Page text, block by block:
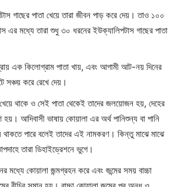
গাছের পাতা খেয়ে তারা জীবন পাড় করে দেয়। তাও ১০০
এর মধ্যে তারা শুধু ৩০ ধরনের ইউক্যালিপটাস গাছের পাতা
এক কিলোগ্রাম পাতা খায়, এবং আগামী আট-নয় দিনের
সঞ্চয় করে রেখে দেয়।
থাকে ও সেই পাতা থেকেই তাদের জলয়োজন হয়, দেহের
হয়। আদিবাসী ভাষায় কোয়ালা এর অর্থ পানিশুন্য বা পানি
থাকতে পারে বলেই তাদের এই নামকরণ। কিন্তু মাঝে মাঝে
তারা ডিহাইড্রেশনে ভুগে।
মধ্যে কোয়ালা জন্মগ্রহন করে এবং জন্মের সময় বাচ্চা